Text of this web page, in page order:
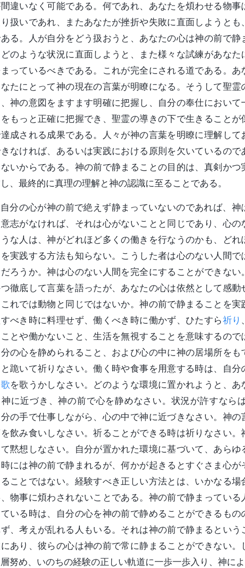
違いなく可能である。何であれ、あなたを煩わせる物
扱いであれ、またあなたが挫折や失敗に直面しようと
る。人が自分をどう扱おうと、あなたの心は神の前で
のような状況に直面しようと、また様々な試練があな
っているべきである。これが完全にされる道である。
たにとって神の現在の言葉が明瞭になる。そうして聖
神の意図をますます明確に把握し、自分の奉仕におい
もっと正確に把握でき、聖霊の導きの下で生きること
成される成果である。人々が神の言葉を明瞭に理解し
なければ、あるいは実践における原則を欠いているの
いからである。神の前で静まることの目的は、真剣か
、最終的に真理の理解と神の認識に至ることである。
の心が神の前で絶えず静まっていないのであれば、神
志がなければ、それは心がないことと同じであり、心の
な人は、神がどれほど多くの働きを行なうのかも、ど
実践する方法も知らない。こうした者は心のない人間
ろうか。神は心のない人間を完全にすることができな
徹底して言葉を語ったが、あなたの心は依然として感
れでは動物と同じではないか。神の前で静まることを
べき時に料理せず、働くべき時に働かず、ひたすら祈り
とや働かないこと、生活を無視することを意味するの
の心を静められること、および心の中に神の居場所を
跪いて祈りなさい。働く時や食事を用意する時は、自
を歌うかしなさい。どのような環境に置かれようと、
に近づき、神の前で心を静めなさい。状況が許すなら
の手で仕事しながら、心の中で神に近づきなさい。神
飲み食いしなさい。祈ることができる時は祈りなさい
黙想しなさい。自分が置かれた環境に基づいて、あら
には神の前で静まれるが、何かが起きるとすぐさま心
ことではない。経験すべき正しい方法とは、いかなる
物事に煩わされないことである。神の前で静まってい
いる時は、自分の心を神の前で静めることができるも
、考えが乱れる人もいる。それは神の前で静まるとい
あり、彼らの心は神の前で常に静まることができない
努め、いのちの経験の正しい軌道に一歩一歩入り、神に